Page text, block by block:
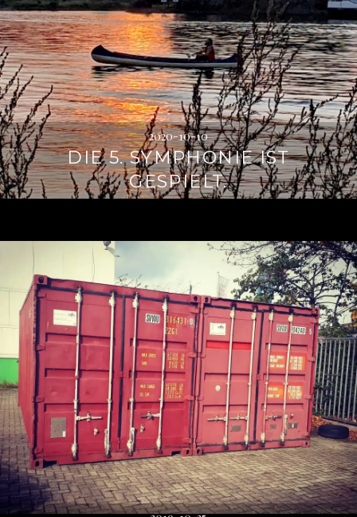
2020-10-10
DIE 5. SYMPHONIE IST
GESPIELT.